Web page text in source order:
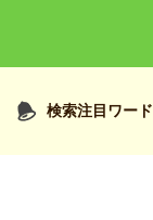
検索注目ワード